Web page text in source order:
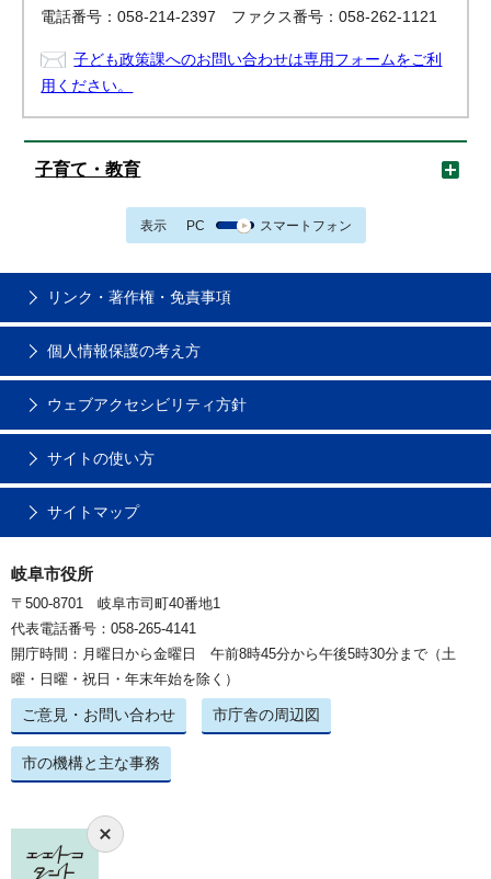
電話番号：058-214-2397 ファクス番号：058-262-1121
子ども政策課へのお問い合わせは専用フォームをご利
用ください。
子育て・教育
表示 PC スマートフォン
リンク・著作権・免責事項
個人情報保護の考え方
ウェブアクセシビリティ方針
サイトの使い方
サイトマップ
岐阜市役所
〒500-8701 岐阜市司町40番地1
代表電話番号：058-265-4141
開庁時間：月曜日から金曜日 午前8時45分から午後5時30分まで（土
曜・日曜・祝日・年末年始を除く）
ご意見・お問い合わせ 市庁舎の周辺図
市の機構と主な事務